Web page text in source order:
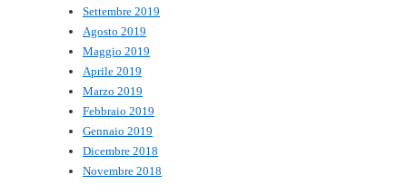
Settembre 2019
Agosto 2019
Maggio 2019
Aprile 2019
Marzo 2019
Febbraio 2019
Gennaio 2019
Dicembre 2018
Novembre 2018